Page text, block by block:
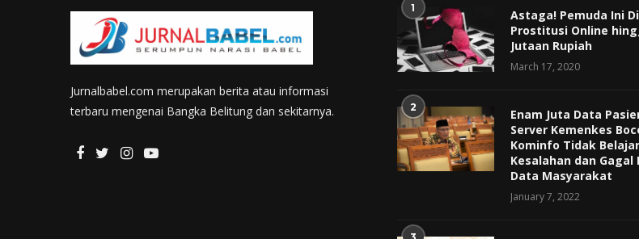
Jurnalbabel.com merupakan berita atau informasi
terbaru mengenai Bangka Belitung dan sekitarnya.
1
Astaga! Pemuda Ini
Prostitusi Online
Jutaan Rupiah
March 17, 2020
2
Enam Juta Data
Server Kemenkes
Kominfo Tidak
Kesalahan dan Gagal
Data Masyarakat
January 7, 2022